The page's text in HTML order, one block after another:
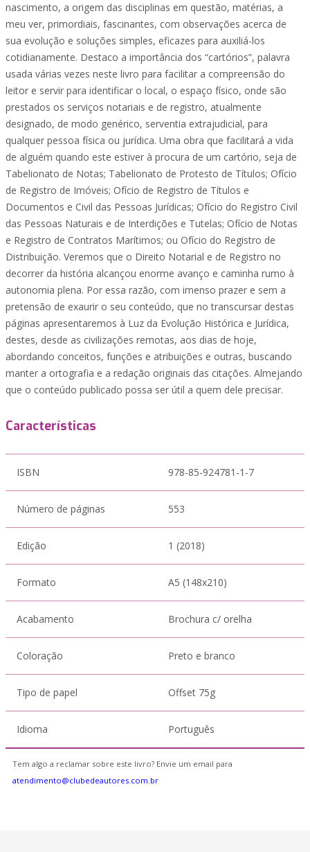
nascimento, a origem das disciplinas em questão, matérias, a
meu ver, primordiais, fascinantes, com observações acerca de
sua evolução e soluções simples, eficazes para auxiliá-los
cotidianamente. Destaco a importância dos “cartórios”, palavra
usada várias vezes neste livro para facilitar a compreensão do
leitor e servir para identificar o local, o espaço físico, onde são
prestados os serviços notariais e de registro, atualmente
designado, de modo genérico, serventia extrajudicial, para
qualquer pessoa física ou jurídica. Uma obra que facilitará a vida
de alguém quando este estiver à procura de um cartório, seja de
Tabelionato de Notas; Tabelionato de Protesto de Títulos; Ofício
de Registro de Imóveis; Ofício de Registro de Títulos e
Documentos e Civil das Pessoas Jurídicas; Ofício do Registro Civil
das Pessoas Naturais e de Interdições e Tutelas; Ofício de Notas
e Registro de Contratos Marítimos; ou Ofício do Registro de
Distribuição. Veremos que o Direito Notarial e de Registro no
decorrer da história alcançou enorme avanço e caminha rumo à
autonomia plena. Por essa razão, com imenso prazer e sem a
pretensão de exaurir o seu conteúdo, que no transcursar destas
páginas apresentaremos à Luz da Evolução Histórica e Jurídica,
destes, desde as civilizações remotas, aos dias de hoje,
abordando conceitos, funções e atribuições e outras, buscando
manter a ortografia e a redação originais das citações. Almejando
que o conteúdo publicado possa ser útil a quem dele precisar.
Características
ISBN 978-85-924781-1-7
Número de páginas 553
Edição 1 (2018)
Formato A5 (148x210)
Acabamento Brochura c/ orelha
Coloração Preto e branco
Tipo de papel Offset 75g
Idioma Português
Tem algo a reclamar sobre este livro? Envie um email para
atendimento@clubedeautores.com.br